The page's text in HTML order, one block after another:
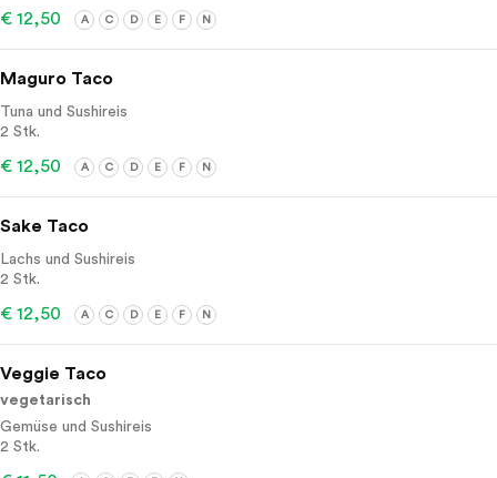
€ 12,50 A C D E F N
Maguro Taco
Tuna und Sushireis
2 Stk.
€ 12,50 A C D E F N
Sake Taco
Lachs und Sushireis
2 Stk.
€ 12,50 A C D E F N
Veggie Taco
vegetarisch
Gemüse und Sushireis
2 Stk.